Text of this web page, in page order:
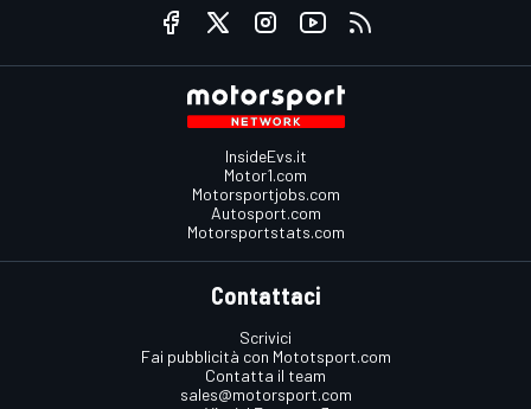
InsideEvs.it
Motor1.com
Motorsportjobs.com
Autosport.com
Motorsportstats.com
Contattaci
Scrivici
Fai pubblicità con Mototsport.com
Contatta il team
sales@motorsport.com